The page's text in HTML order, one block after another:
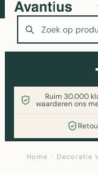
Ruim 30.000
waarderen ons
Wasmachine of
Home / Decoratie